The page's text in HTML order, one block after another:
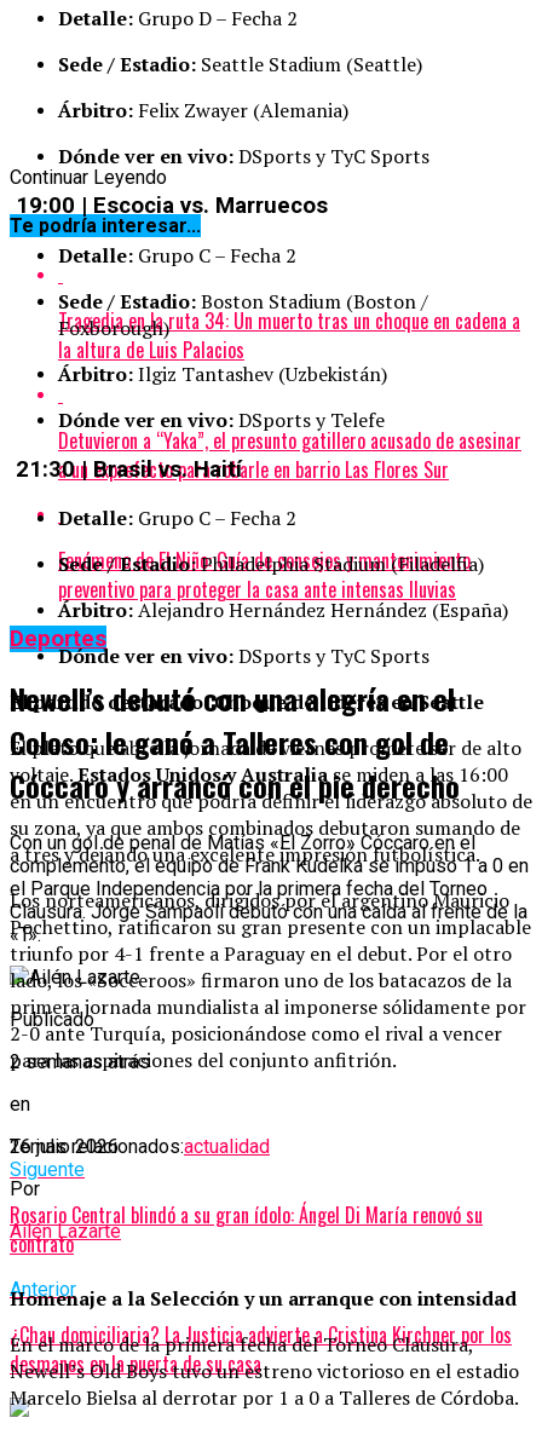
Detalle: Grupo D – Fecha 2
Sede / Estadio: Seattle Stadium (Seattle)
Árbitro: Felix Zwayer (Alemania)
Dónde ver en vivo:DSports y TyC Sports
19:00 | Escocia vs. Marruecos
Detalle: Grupo C – Fecha 2
Sede / Estadio:Boston Stadium (Boston /
Foxborough)
Árbitro:Ilgiz Tantashev (Uzbekistán)
Dónde ver en vivo:DSports y Telefe
21:30 | Brasil vs. Haití
Detalle: Grupo C – Fecha 2
Sede / Estadio:Philadelphia Stadium (Filadelfia)
Árbitro:Alejandro Hernández Hernández (España)
Dónde ver en vivo:DSports y TyC Sports
El partido destacado: Choque de líderes en Seattle
El plato que abre la jornada de viernes promete ser de alto
voltaje.Estados Unidos y Australia se miden a las 16:00
en un encuentro que podría definir el liderazgo absoluto de
su zona, ya que ambos combinados debutaron sumando de
a tres y dejando una excelente impresión futbolística.
Los norteamericanos, dirigidos por el argentino Mauricio
Pochettino, ratificaron su gran presente con un implacable
triunfo por 4-1 frente a Paraguay en el debut. Por el otro
lado, los «Socceroos» firmaron uno de los batacazos de la
primera jornada mundialista al imponerse sólidamente por
2-0 ante Turquía, posicionándose como el rival a vencer
para las aspiraciones del conjunto anfitrión.
Temas relacionados:actualidad
Siguente
Rosario Central blindó a su gran ídolo: Ángel Di María renovó su
contrato
Anterior
¿Chau domiciliaria? La Justicia advierte a Cristina Kirchner por los
desmanes en la puerta de su casa
Continuar Leyendo
Te podría interesar...
Tragedia en la ruta 34: Un muerto tras un choque en cadena a
la altura de Luis Palacios
Detuvieron a “Yaka”, el presunto gatillero acusado de asesinar
a un exprefecto para robarle en barrio Las Flores Sur
Fenómeno de El Niño: Guía de consejos y mantenimiento
preventivo para proteger la casa ante intensas lluvias
Deportes
Newell’s debutó con una alegría en el
Coloso: le ganó a Talleres con gol de
Cóccaro y arrancó con el pie derecho
Con un gol de penal de Matías «El Zorro» Cóccaro en el
complemento, el equipo de Frank Kudelka se impuso 1 a 0 en
el Parque Independencia por la primera fecha del Torneo
Clausura. Jorge Sampaoli debutó con una caída al frente de la
«T».
Publicado
2 semanas atrás
en
26 julio 2026
Por
Ailén Lazarte
Homenaje a la Selección y un arranque con intensidad
En el marco de la primera fecha del Torneo Clausura,
Newell’s Old Boys tuvo un estreno victorioso en el estadio
Marcelo Bielsa al derrotar por 1 a 0 a Talleres de Córdoba.